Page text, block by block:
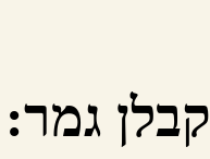
קבלן